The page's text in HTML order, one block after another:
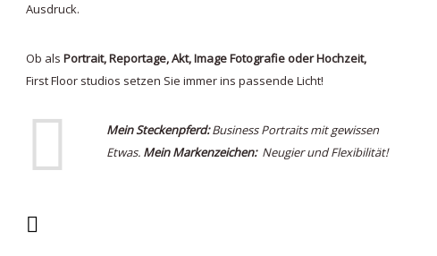
Ausdruck.
Ob alsPortrait, Reportage, Akt, Image Fotografie oder Hochzeit,
First Floor studios setzen Sie immer ins passende Licht!
Mein Steckenpferd:Business Portraits mit gewissen
Etwas. Mein Markenzeichen: Neugier und Flexibilität!